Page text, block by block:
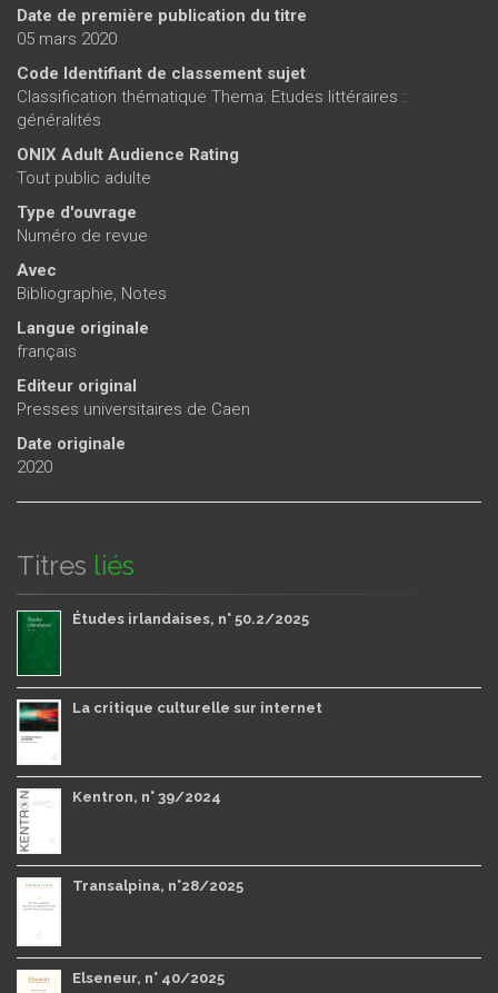
Date de première publication du titre
05 mars 2020
Code Identifiant de classement sujet
Classification thématique Thema: Etudes littéraires :
généralités
ONIX Adult Audience Rating
Tout public adulte
Type d'ouvrage
Numéro de revue
Avec
Bibliographie, Notes
Langue originale
français
Editeur original
Presses universitaires de Caen
Date originale
2020
Titres liés
Études irlandaises, n° 50.2/2025
La critique culturelle sur internet
Kentron, n° 39/2024
Transalpina, n°28/2025
Elseneur, n° 40/2025